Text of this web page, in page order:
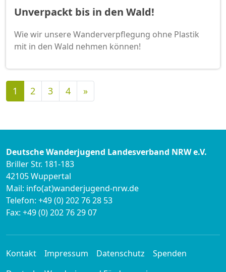
Unverpackt bis in den Wald!
Wie wir unsere Wanderverpflegung ohne Plastik
mit in den Wald nehmen können!
1 2 3 4 »Nächste
Deutsche Wanderjugend Landesverband NRW e.V.
Briller Str. 181-183
42105 Wuppertal
Mail: info(at)wanderjugend-nrw.de
Telefon: +49 (0) 202 76 28 53
Fax: +49 (0) 202 76 29 07
Kontakt Impressum Datenschutz
Spenden